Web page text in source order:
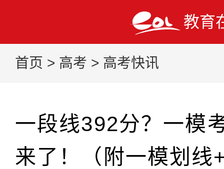
教育
首页 > 高考 > 高考快讯
一段线392分？一模
来了！（附一模划线